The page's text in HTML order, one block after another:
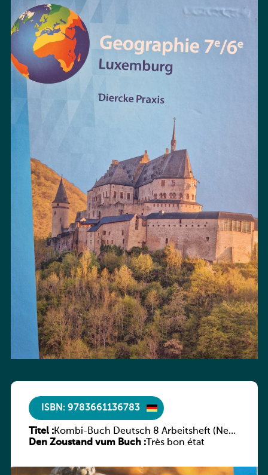
ISBN: 9783661136783
Titel :Kombi-Buch Deutsch 8 Arbeitsheft (Neue
Ausgabe Luxemburg)
Den Zoustand vum Buch :Très bon état